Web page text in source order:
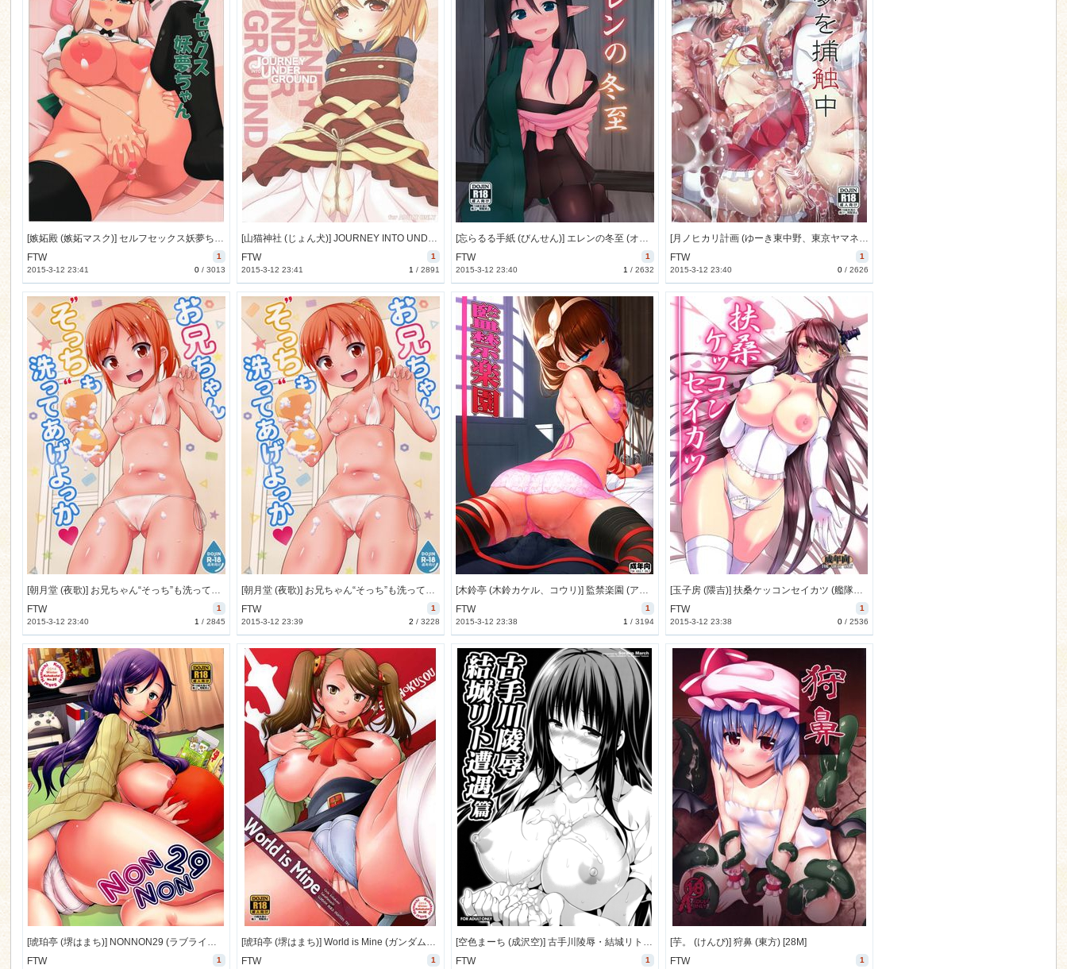
[嫉妬殿 (嫉妬マスク)] セルフセックス妖夢ちゃん (東方) [10M]
1
FTW
0 /3013
2015-3-12 23:41
[山猫神社 (じょん犬)] JOURNEY INTO UNDERGROUND (東方) [3M]
1
FTW
1 /2891
2015-3-12 23:41
[忘らるる手紙 (びんせん)] エレンの冬至 (オリジナル) [84M]
1
FTW
1 /2632
2015-3-12 23:40
[月ノヒカリ計画 (ゆーき東中野、東京ヤマネ、鉄壁巨人)] 霊夢を捕触中 (東方) [2M]
1
FTW
0 /2626
2015-3-12 23:40
[朝月堂 (夜歌)] お兄ちゃん“そっち”も洗ってあげよっか (オリジナル) [60M]
1
FTW
1 /2845
2015-3-12 23:40
[朝月堂 (夜歌)] お兄ちゃん“そっち”も洗ってあげよっか (オリジナル) [60M]
1
FTW
2 /3228
2015-3-12 23:39
[木鈴亭 (木鈴カケル、コウリ)] 監禁楽園 (アイドルマスター) [35M]
1
FTW
1 /3194
2015-3-12 23:38
[玉子房 (隈吉)] 扶桑ケッコンセイカツ (艦隊これくしょん -艦これ-) [17M]
1
FTW
0 /2536
2015-3-12 23:38
[琥珀亭 (堺はまち)] NONNON29 (ラブライブ！) [93M]
1
FTW
[琥珀亭 (堺はまち)] World is Mine (ガンダムビルドファイターズトライ) [10M]
1
FTW
[空色まーち (成沢空)] 古手川陵辱・結城リト遭遇篇 (To LOVEる -とらぶる-) [24M]
1
FTW
[芋。 (けんぴ)] 狩鼻 (東方) [28M]
1
FTW